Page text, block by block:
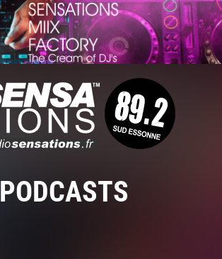
PODCASTS